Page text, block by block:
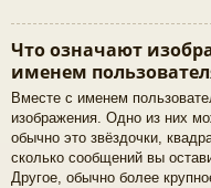
Что означают
именем
Вместе с именем
изображения. Одно из них
обычно это звёздочки,
сколько сообщений вы
Другое, обычно более